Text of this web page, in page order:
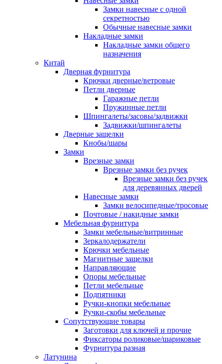
Замки навесные с одной
секретностью
Обычные навесные замки
Накладные замки
Накладные замки общего
назначения
Китай
Дверная фурнитура
Крючки дверные/ветровые
Петли дверные
Гаражные петли
Пружинные петли
Шпингалеты/засовы/задвижки
Задвижки/шпингалеты
Дверные защелки
Кнобы/шары
Замки
Врезные замки
Врезные замки без ручек
Врезные замки без ручек
для деревянных дверей
Навесные замки
Замки велосипедные/тросовые
Почтовые / накидные замки
Мебельная фурнитура
Замки мебельные/витринные
Зеркалодержатели
Крючки мебельные
Магнитные защелки
Направляющие
Опоры мебельные
Петли мебельные
Подпятники
Ручки-кнопки мебельные
Ручки-скобы мебельные
Сопутствующие товары
Заготовки для ключей и прочие
Фиксаторы роликовые/шариковые
Фурнитура разная
Латунина